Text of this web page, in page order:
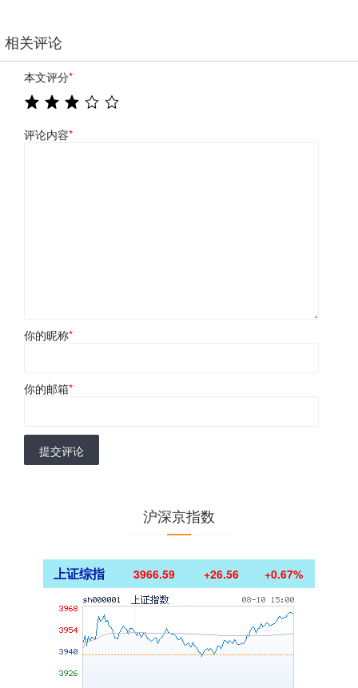
相关评论
本文评分*
评论内容*
你的昵称*
你的邮箱*
提交评论
沪深京指数
上证综指 3966.59 +26.56 +0.67%